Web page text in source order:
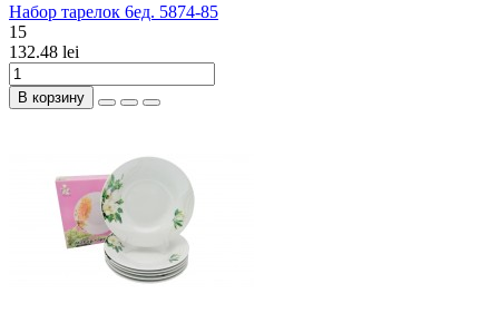
Набор тарелок 6ед. 5874-85
15
132.48 lei
В корзину